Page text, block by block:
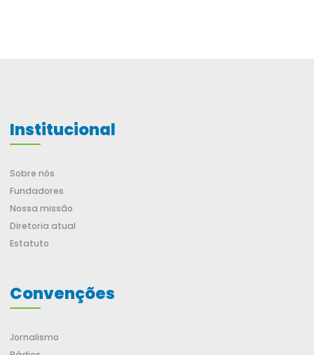
Institucional
Sobre nós
Fundadores
Nossa missão
Diretoria atual
Estatuto
Convenções
Jornalismo